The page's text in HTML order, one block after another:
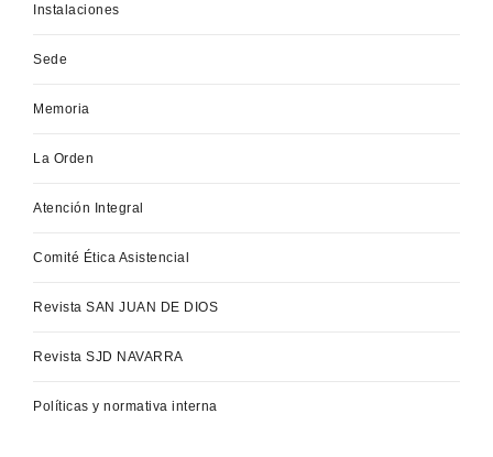
Instalaciones
Sede
Memoria
La Orden
Atención Integral
Comité Ética Asistencial
Revista SAN JUAN DE DIOS
Revista SJD NAVARRA
Políticas y normativa interna